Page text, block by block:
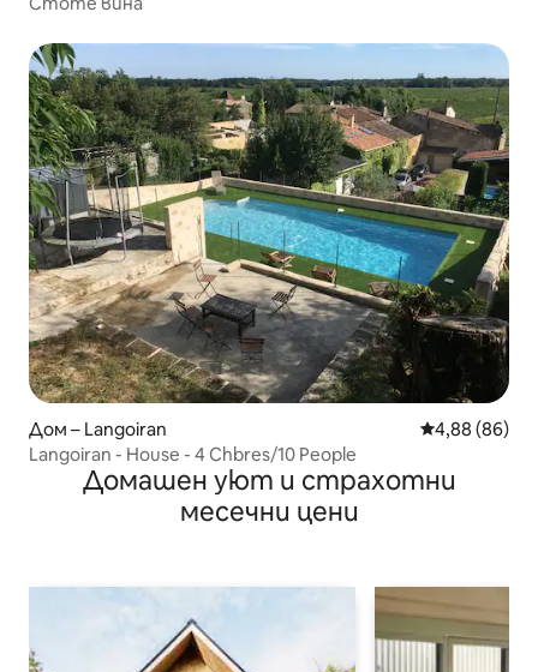
Дом – Langoiran Средна
4,88 (86)
Langoiran - House - 4 Chbres/10 People
Домашен уют и страхотни
месечни цени